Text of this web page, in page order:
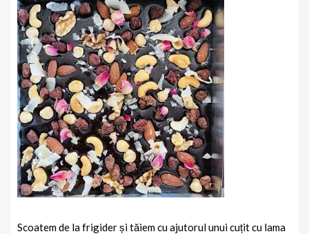
Scoatem de la frigider și tăiem cu ajutorul unui cuțit cu lama